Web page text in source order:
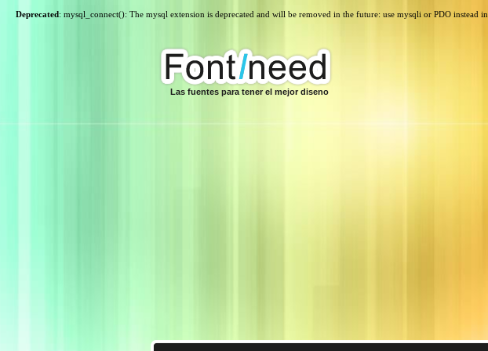
Deprecated: mysql_connect(): The mysql extension is deprecated and will be removed in the future: use mysqli or PDO instead in
Las fuentes para tener el mejor diseno